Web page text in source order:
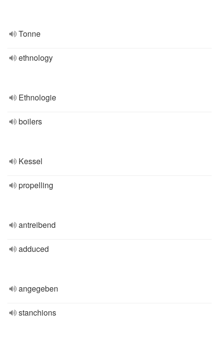
Tonne
ethnology
Ethnologie
boilers
Kessel
propelling
antreibend
adduced
angegeben
stanchions